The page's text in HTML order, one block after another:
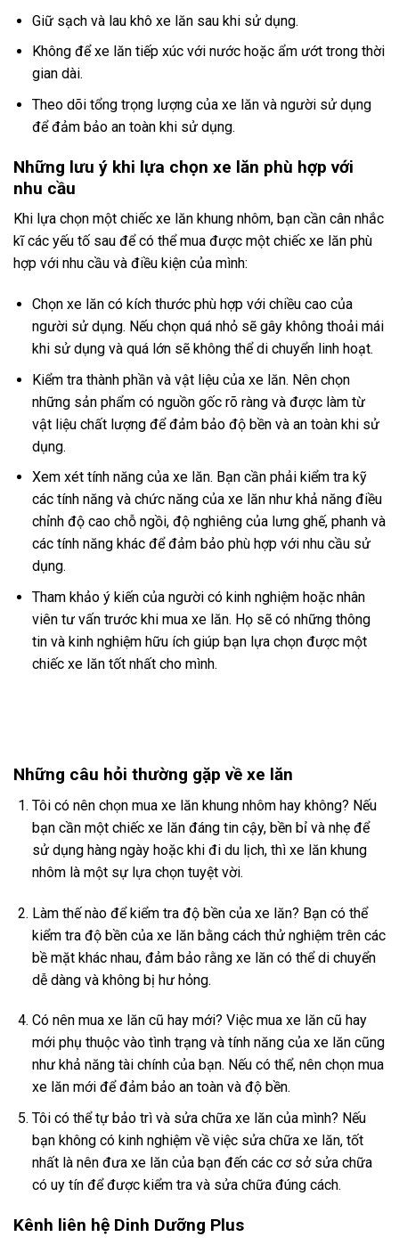
Giữ sạch và lau khô xe lăn sau khi sử dụng.
Không để xe lăn tiếp xúc với nước hoặc ẩm ướt trong thời
gian dài.
Theo dõi tổng trọng lượng của xe lăn và người sử dụng
để đảm bảo an toàn khi sử dụng.
Những lưu ý khi lựa chọn xe lăn phù hợp với
nhu cầu
Khi lựa chọn một chiếc xe lăn khung nhôm, bạn cần cân nhắc
kĩ các yếu tố sau để có thể mua được một chiếc xe lăn phù
hợp với nhu cầu và điều kiện của mình:
Chọn xe lăn có kích thước phù hợp với chiều cao của
người sử dụng. Nếu chọn quá nhỏ sẽ gây không thoải mái
khi sử dụng và quá lớn sẽ không thể di chuyển linh hoạt.
Kiểm tra thành phần và vật liệu của xe lăn. Nên chọn
những sản phẩm có nguồn gốc rõ ràng và được làm từ
vật liệu chất lượng để đảm bảo độ bền và an toàn khi sử
dụng.
Xem xét tính năng của xe lăn. Bạn cần phải kiểm tra kỹ
các tính năng và chức năng của xe lăn như khả năng điều
chỉnh độ cao chỗ ngồi, độ nghiêng của lưng ghế, phanh và
các tính năng khác để đảm bảo phù hợp với nhu cầu sử
dụng.
Tham khảo ý kiến của người có kinh nghiệm hoặc nhân
viên tư vấn trước khi mua xe lăn. Họ sẽ có những thông
tin và kinh nghiệm hữu ích giúp bạn lựa chọn được một
chiếc xe lăn tốt nhất cho mình.
Những câu hỏi thường gặp về xe lăn
Tôi có nên chọn mua xe lăn khung nhôm hay không? Nếu
bạn cần một chiếc xe lăn đáng tin cậy, bền bỉ và nhẹ để
sử dụng hàng ngày hoặc khi đi du lịch, thì xe lăn khung
nhôm là một sự lựa chọn tuyệt vời.
Làm thế nào để kiểm tra độ bền của xe lăn? Bạn có thể
kiểm tra độ bền của xe lăn bằng cách thử nghiệm trên các
bề mặt khác nhau, đảm bảo rằng xe lăn có thể di chuyển
dễ dàng và không bị hư hỏng.
Có nên mua xe lăn cũ hay mới? Việc mua xe lăn cũ hay
mới phụ thuộc vào tình trạng và tính năng của xe lăn cũng
như khả năng tài chính của bạn. Nếu có thể, nên chọn mua
xe lăn mới để đảm bảo an toàn và độ bền.
Tôi có thể tự bảo trì và sửa chữa xe lăn của mình? Nếu
bạn không có kinh nghiệm về việc sửa chữa xe lăn, tốt
nhất là nên đưa xe lăn của bạn đến các cơ sở sửa chữa
có uy tín để được kiểm tra và sửa chữa đúng cách.
Kênh liên hệ Dinh Dưỡng Plus